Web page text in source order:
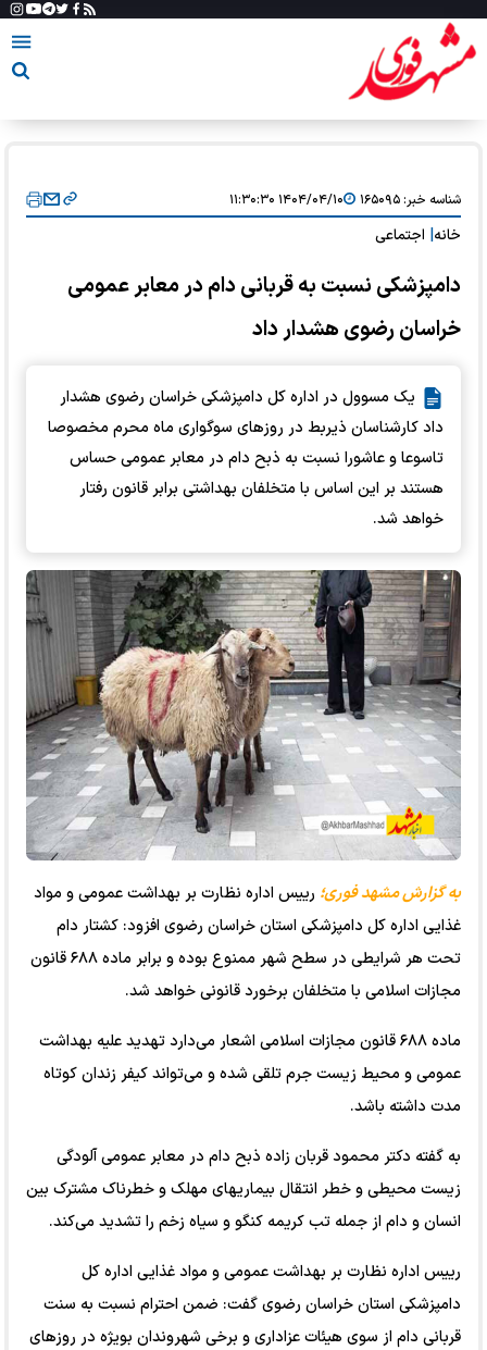
شناسه خبر:۱۶۵۰۹۵ ۱۴۰۴/۰۴/۱۰ ۱۱:۳۰:۳۰
خانه اجتماعی
دامپزشکی نسبت به قربانی دام در معابر عمومی
خراسان رضوی هشدار داد
یک مسوول در اداره کل دامپزشکی خراسان رضوی هشدار
داد کارشناسان ذیربط در روزهای سوگواری ماه محرم مخصوصا
تاسوعا و عاشورا نسبت به ذبح دام در معابر عمومی حساس
هستند بر این اساس با متخلفان بهداشتی برابر قانون رفتار
خواهد شد.
به گزارش مشهد فوری؛ رییس اداره نظارت بر بهداشت عمومی و مواد
غذایی اداره کل دامپزشکی استان خراسان رضوی افزود: کشتار دام
تحت هر شرایطی در سطح شهر ممنوع بوده و برابر ماده ۶۸۸ قانون
مجازات اسلامی با متخلفان برخورد قانونی خواهد شد.
ماده ۶۸۸ قانون مجازات اسلامی اشعار می‌دارد تهدید علیه بهداشت
عمومی و محیط زیست جرم تلقی شده و می‌تواند کیفر زندان کوتاه
مدت داشته باشد.
به گفته دکتر محمود قربان زاده ذبح دام در معابر عمومی آلودگی
زیست محیطی و خطر انتقال بیماریهای مهلک و خطرناک مشترک بین
انسان و دام از جمله تب کریمه کنگو و سیاه زخم را تشدید می‌کند.
رییس اداره نظارت بر بهداشت عمومی و مواد غذایی اداره کل
دامپزشکی استان خراسان رضوی گفت: ضمن احترام نسبت به سنت
قربانی دام از سوی هیئات عزاداری و برخی شهروندان بویژه در روزهای